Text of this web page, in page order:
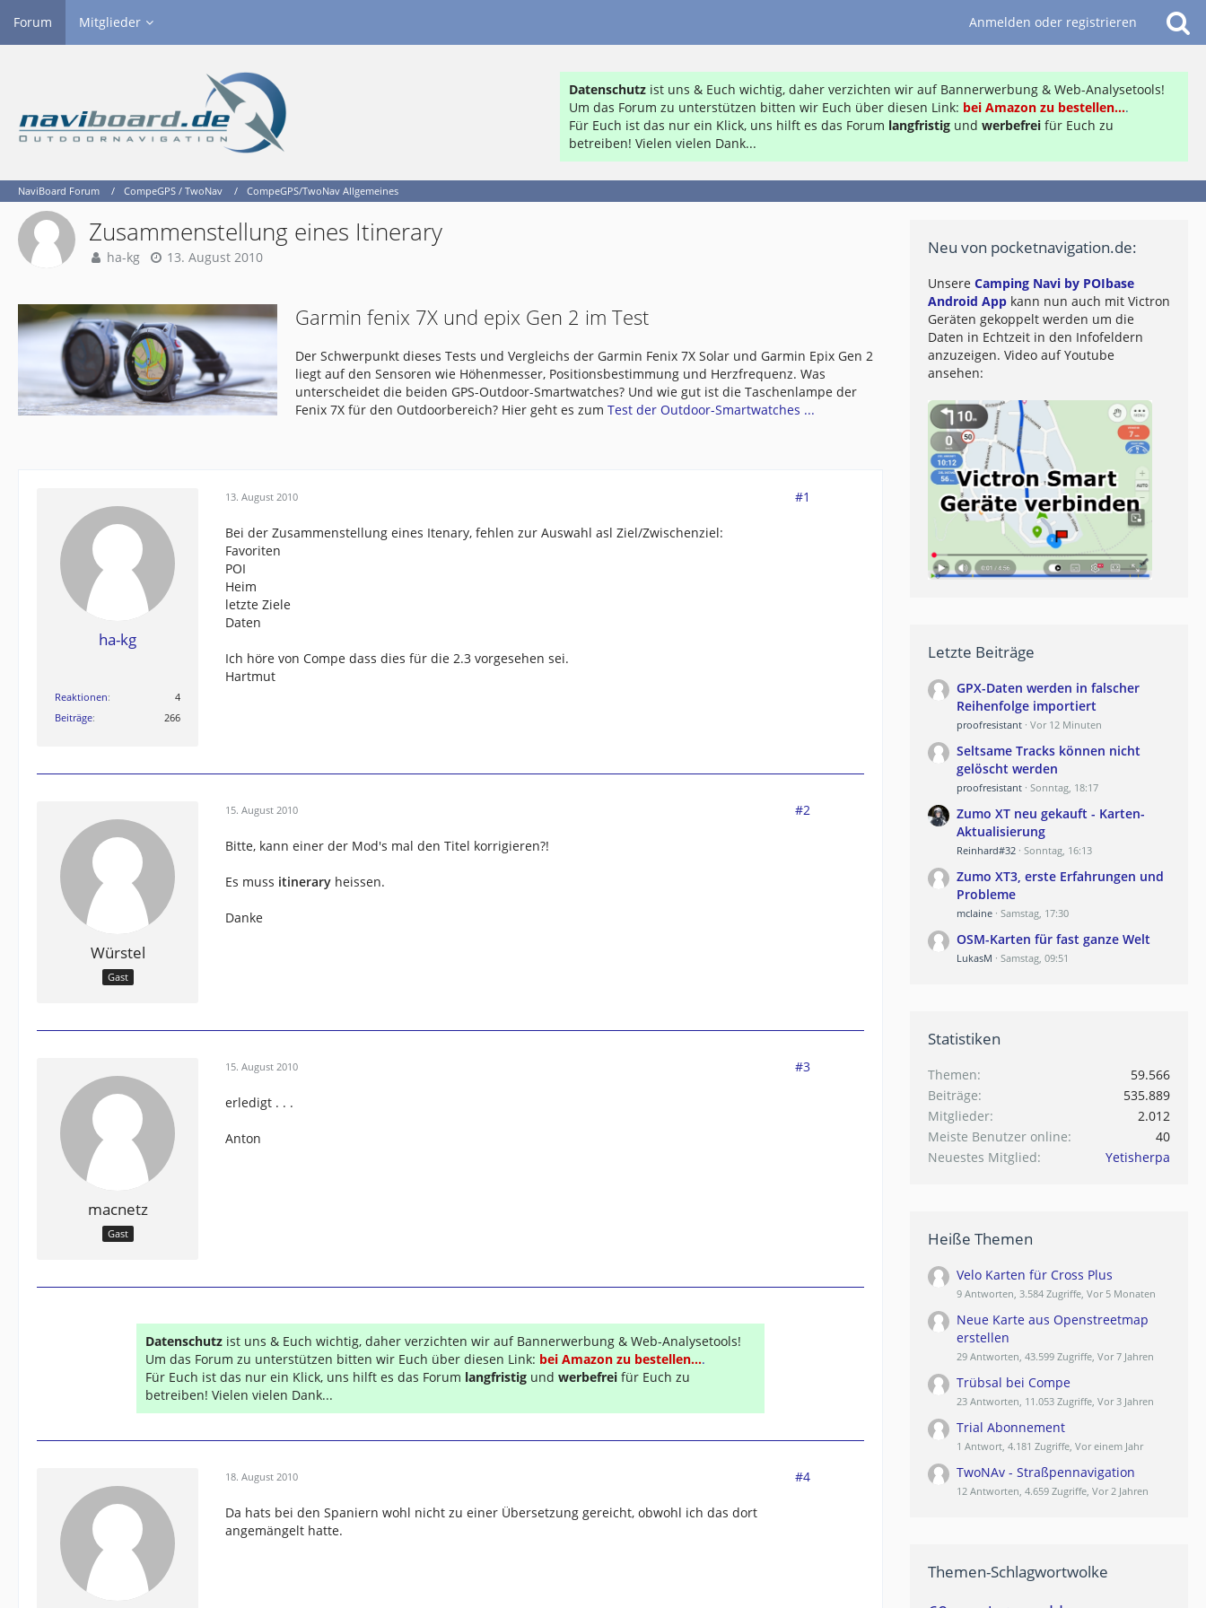
Forum Mitglieder Anmelden oder registrieren
Datenschutz ist uns & Euch wichtig, daher verzichten wir auf Bannerwerbung & Web-Analysetools!
Um das Forum zu unterstützen bitten wir Euch über diesen Link: bei Amazon zu bestellen....
Für Euch ist das nur ein Klick, uns hilft es das Forum langfristig und werbefrei für Euch zu
betreiben! Vielen vielen Dank...
NaviBoard Forum CompeGPS / TwoNav CompeGPS/TwoNav Allgemeines
Zusammenstellung eines Itinerary
ha-kg 13. August 2010
Garmin fenix 7X und epix Gen 2 im Test
Der Schwerpunkt dieses Tests und Vergleichs der Garmin Fenix 7X Solar und Garmin Epix Gen 2
liegt auf den Sensoren wie Höhenmesser, Positionsbestimmung und Herzfrequenz. Was
unterscheidet die beiden GPS-Outdoor-Smartwatches? Und wie gut ist die Taschenlampe der
Fenix 7X für den Outdoorbereich? Hier geht es zumTest der Outdoor-Smartwatches ...
ha-kg
Reaktionen
4
Beiträge
266
13. August 2010 #1
Bei der Zusammenstellung eines Itenary, fehlen zur Auswahl asl Ziel/Zwischenziel:
Favoriten
POI
Heim
letzte Ziele
Daten
Ich höre von Compe dass dies für die 2.3 vorgesehen sei.
Hartmut
Würstel
Gast
15. August 2010 #2
Bitte, kann einer der Mod's mal den Titel korrigieren?!
Es muss itinerary heissen.
Danke
macnetz
Gast
15. August 2010 #3
erledigt . . .
Anton
Datenschutz ist uns & Euch wichtig, daher verzichten wir auf Bannerwerbung & Web-Analysetools!
Um das Forum zu unterstützen bitten wir Euch über diesen Link: bei Amazon zu bestellen....
Für Euch ist das nur ein Klick, uns hilft es das Forum langfristig und werbefrei für Euch zu
betreiben! Vielen vielen Dank...
18. August 2010 #4
Da hats bei den Spaniern wohl nicht zu einer Übersetzung gereicht, obwohl ich das dort
angemängelt hatte.
Neu von pocketnavigation.de:
Unsere Camping Navi by POIbase
Android App kann nun auch mit Victron
Geräten gekoppelt werden um die
Daten in Echtzeit in den Infofeldern
anzuzeigen. Video auf Youtube
ansehen:
Letzte Beiträge
GPX-Daten werden in falscher
Reihenfolge importiert
proofresistant Vor 12 Minuten
Seltsame Tracks können nicht
gelöscht werden
proofresistant Sonntag, 18:17
Zumo XT neu gekauft - Karten-
Aktualisierung
Reinhard#32 Sonntag, 16:13
Zumo XT3, erste Erfahrungen und
Probleme
mclaine Samstag, 17:30
OSM-Karten für fast ganze Welt
LukasM Samstag, 09:51
Statistiken
Themen
59.566
Beiträge
535.889
Mitglieder
2.012
Meiste Benutzer online
40
Neuestes Mitglied
Yetisherpa
Heiße Themen
Velo Karten für Cross Plus
9 Antworten, 3.584 Zugriffe, Vor 5 Monaten
Neue Karte aus Openstreetmap
erstellen
29 Antworten, 43.599 Zugriffe, Vor 7 Jahren
Trübsal bei Compe
23 Antworten, 11.053 Zugriffe, Vor 3 Jahren
Trial Abonnement
1 Antwort, 4.181 Zugriffe, Vor einem Jahr
TwoNAv - Straßpennavigation
12 Antworten, 4.659 Zugriffe, Vor 2 Jahren
Themen-Schlagwortwolke